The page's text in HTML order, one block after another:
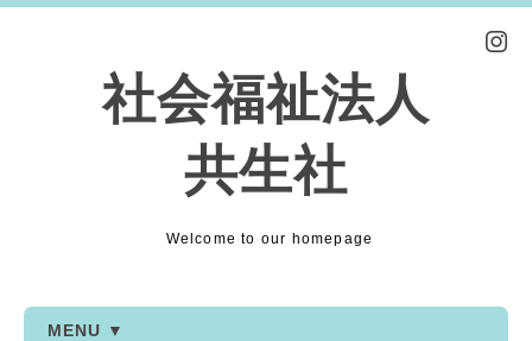
社会福祉法人
共生社
Welcome to our homepage
MENU ▼